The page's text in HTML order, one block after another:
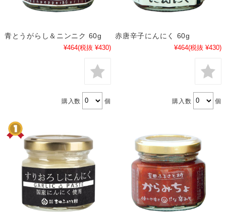
青とうがらし＆ニンニク 60g
¥464(税抜 ¥430)
購入数 個
赤唐辛子にんにく 60g
¥464(税抜 ¥430)
購入数 個